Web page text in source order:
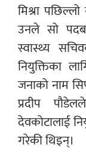
मिश्रा
उनले सो
स्वास्थ्य
नियुक्तिका
जनाको नाम
प्रदीप
देवकोटालाई
गरेकी थिइन्।